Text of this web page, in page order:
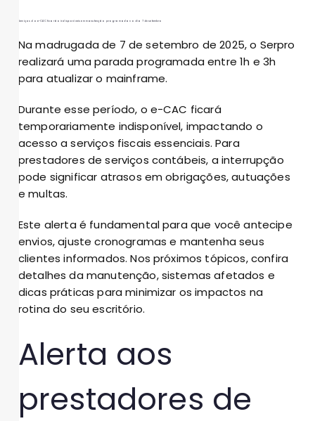
Serviços do e-CAC ficarão indisponíveis em manutenção programada no dia 7 de setembro
Na madrugada de 7 de setembro de 2025, o Serpro
realizará uma parada programada entre 1h e 3h
para atualizar o mainframe.
Durante esse período, o e-CAC ficará
temporariamente indisponível, impactando o
acesso a serviços fiscais essenciais. Para
prestadores de serviços contábeis, a interrupção
pode significar atrasos em obrigações, autuações
e multas.
Este alerta é fundamental para que você antecipe
envios, ajuste cronogramas e mantenha seus
clientes informados. Nos próximos tópicos, confira
detalhes da manutenção, sistemas afetados e
dicas práticas para minimizar os impactos na
rotina do seu escritório.
Alerta aos
prestadores de